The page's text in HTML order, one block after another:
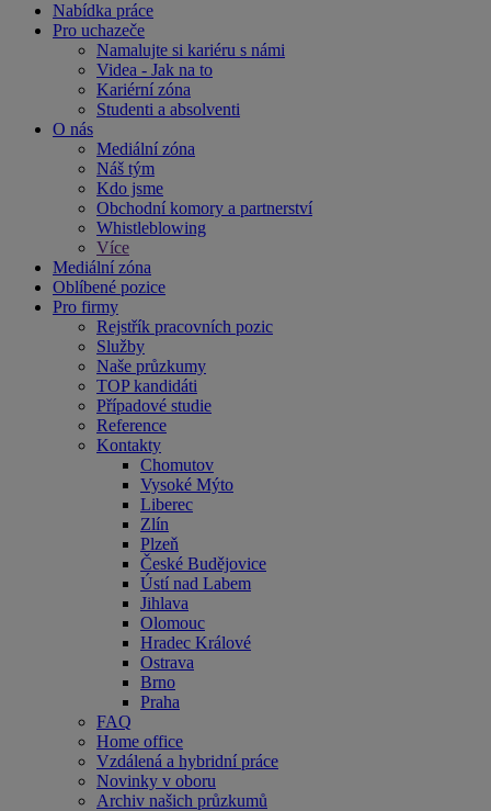
Nabídka práce
Pro uchazeče
Namalujte si kariéru s námi
Videa - Jak na to
Kariérní zóna
Studenti a absolventi
O nás
Mediální zóna
Náš tým
Kdo jsme
Obchodní komory a partnerství
Whistleblowing
Více
Mediální zóna
Oblíbené pozice
Pro firmy
Rejstřík pracovních pozic
Služby
Naše průzkumy
TOP kandidáti
Případové studie
Reference
Kontakty
Chomutov
Vysoké Mýto
Liberec
Zlín
Plzeň
České Budějovice
Ústí nad Labem
Jihlava
Olomouc
Hradec Králové
Ostrava
Brno
Praha
FAQ
Home office
Vzdálená a hybridní práce
Novinky v oboru
Archiv našich průzkumů